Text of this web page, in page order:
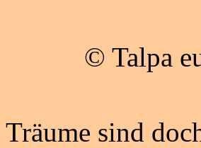
© Talpa
Träume sind